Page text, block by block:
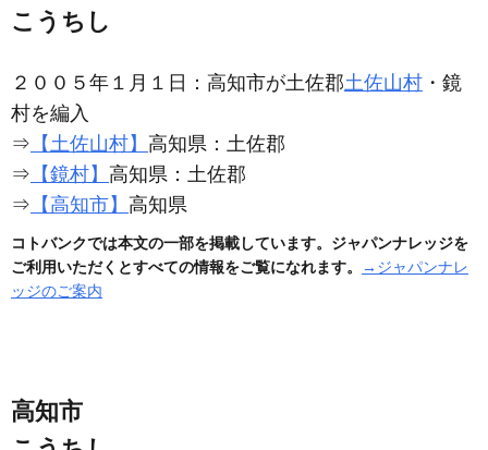
こうちし
２００５年１月１日：高知市が土佐郡土佐山村 ・鏡
村を編入
⇒ 【土佐山村】 高知県：土佐郡
⇒ 【鏡村】 高知県：土佐郡
⇒ 【高知市】 高知県
コトバンクでは本文の一部を掲載しています。ジャパンナレッジを
ご利用いただくとすべての情報をご覧になれます。
→ジャパンナレ
ッジのご案内
高知市